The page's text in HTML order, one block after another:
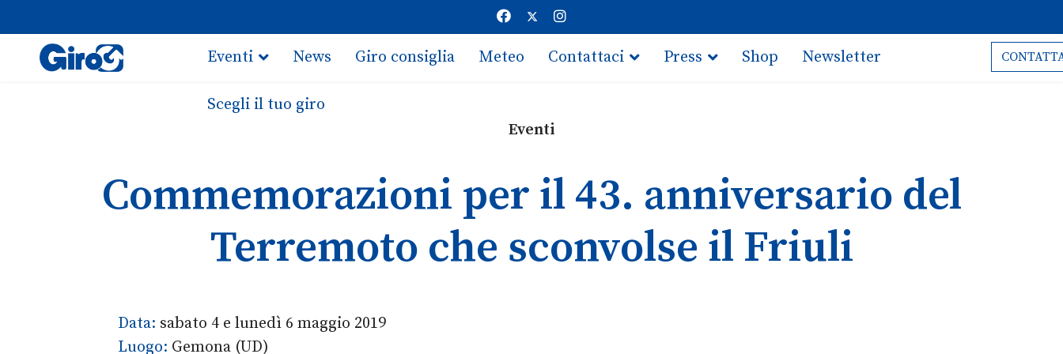
Eventi News Giro consiglia Meteo Contattaci Press Shop Newsletter
Scegli il tuo giro
Eventi
Commemorazioni per il 43. anniversario del
Terremoto che sconvolse il Friuli
Data: sabato 4 e lunedì 6 maggio 2019
Luogo: Gemona (UD)